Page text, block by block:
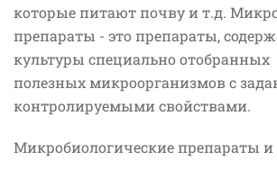
которые питают почву и т.д.
препараты - это препараты,
культуры специально отобранных
полезных микроорганизмов с
контролируемыми свойствами.
Микробиологические препараты